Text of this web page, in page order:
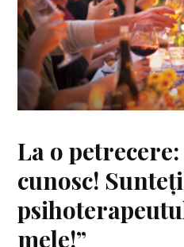
La o petrecere:
cunosc! Sunteți
mele!”